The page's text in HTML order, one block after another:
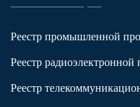
Реестр промышленной
Реестр
Реестр